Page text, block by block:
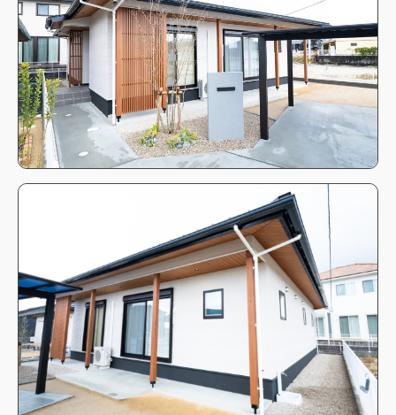
お問い合わせ
電子カタログを見る
無料相談会
サイトマップ